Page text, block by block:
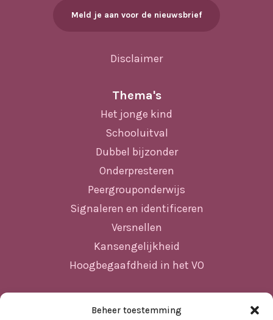
Beheer toestemming
Meld je aan voor de nieuwsbrief
Disclaimer
Thema's
Het jonge kind
Schooluitval
Dubbel bijzonder
Onderpresteren
Peergrouponderwijs
Signaleren en identificeren
Versnellen
Kansengelijkheid
Hoogbegaafdheid in het VO